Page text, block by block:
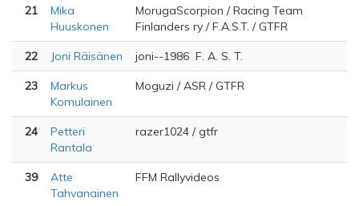
21
Mika
Huuskonen
MorugaScorpion / Racing Team
Finlanders ry / F.A.S.T. / GTFR
22 Joni Räisänen joni--1986 F. A. S. T.
23
Markus
Komulainen
Moguzi / ASR / GTFR
24
Petteri
Rantala
razer1024 / gtfr
39
Atte
Tahvanainen
FFM Rallyvideos